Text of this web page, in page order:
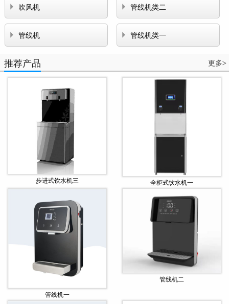
 吹风机  管线机类二
 管线机  管线机类一
推荐产品 更多>
步进式饮水机三 全柜式饮水机一
管线机一
管线机二